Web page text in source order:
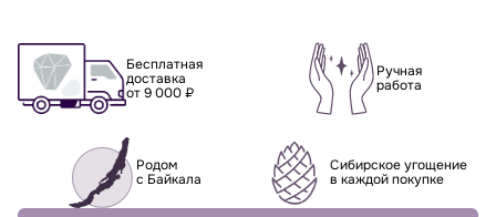
Бесплатная
доставка
от 9 000 ₽
Ручная
работа
Родом
с Байкала
Сибирское угощение
в каждой покупке